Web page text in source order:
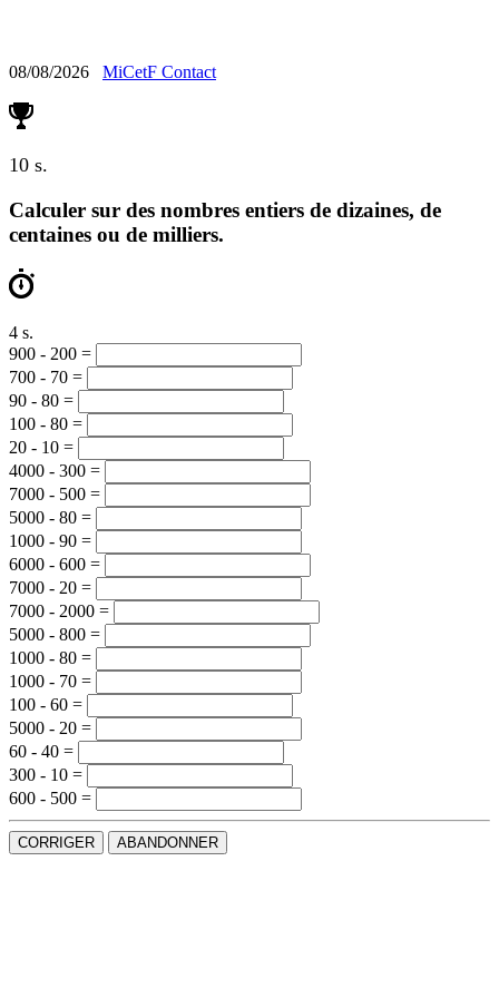
08/08/2026 MiCetF Contact
10 s.
Calculer sur des nombres entiers de dizaines, de
centaines ou de milliers.
5 s.
900 - 200 =
700 - 70 =
90 - 80 =
100 - 80 =
20 - 10 =
4000 - 300 =
7000 - 500 =
5000 - 80 =
1000 - 90 =
6000 - 600 =
7000 - 20 =
7000 - 2000 =
5000 - 800 =
1000 - 80 =
1000 - 70 =
100 - 60 =
5000 - 20 =
60 - 40 =
300 - 10 =
600 - 500 =
CORRIGER ABANDONNER